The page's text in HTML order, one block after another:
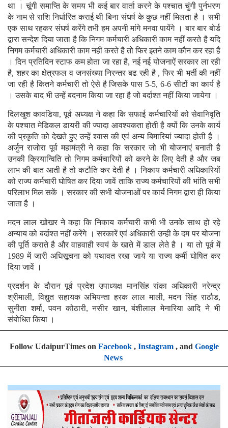
था । चूंगी समाप्ति के समय भी कई बार वार्ता करने के पश्चात चुंगी पुर्नभरण
के नाम से राशि निर्धारित कराई थी बिना संधर्ष के कुछ नहीं मिलता है । सभी
एक साथ रहकर संघर्ष करेंगे तभी हम अपनी मांगे मनवा पायेंगे । बार बार बोर्ड
द्वारा सन्देश दिया जाता है कि निगम कर्मचारी अधिकारी काम नहीं करते है यदि
निगम कर्मचारी अधिकारी काम नहीं करते है तो फिर इतने काम कौन कर रहा है
। दिन प्रतिदिन स्टाफ कम होता जा रहा है, नई नई योजनाऐं सरकार ला रही
है, शहर का क्षेत्रफल व जनसंख्या निरन्तर बढ रही है , फिर भी भर्ती की नहीं
जा रही है कितने कर्मचारी तो ऐसे है जिसके पास 5-5, 6-6 सीटों का कार्य है
। उसके बाद भी उन्हें बदनाम किया जा रहा है जो बर्दाश्त नहीं किया जायेगा ।
दिलखुश कावडिया, पूर्व अध्यक्ष ने कहा कि सफाई कर्मचारियों को सेवानिवृति
के पश्चात मेडिकल डायरी की ज्यादा आवश्यकता होती है क्यों कि उनके कार्य
की प्रकृति को देखते हुए उन्हें श्वास की एवं अन्य बिमारियां ज्यादा होती है ।
अर्जुन राजोरा पूर्व महामंत्री ने कहा कि सरकार जो भी योजनाएं बनाती है
उनकी क्रियान्विति तो निगम कर्मचारियों को करने के लिए देती है और जब
लाभ की बात आती है तो कटौति कर देती है । निकाय कर्मचारी अधिकारियों
को राज्य कर्मचारी घोषित कर दिया जावें ताकि राज्य कर्मचारियों की भांति सभी
परिलाभ मिल सकें । सरकार की सभी योजनाओं पर कार्य निगम द्वारा ही किया
जाता है ।
मदन लाल खोखर ने कहा कि निकाय कर्मचारी कभी भी उनके साथ हो रहे
अन्याय को बर्दाश्त नहीं करेंगे । सरकारें एवं अधिकारी उन्ही के दम पर योजना
की पूर्ति कराते है और वाहवाही स्वयं के खाते में डाल लेते है । या तो पूर्व में
1989 में जारी अधिसूचना को यथावत रखा जाये या राज्य कर्मी घोषित कर
दिया जावें ।
प्रदर्शन के दौरान पूर्व प्रदेश उपाध्यक्ष मानसिंह रांका अधिकारी नरेन्द्र
श्रीमाली, विद्युत सहायक अभियन्ता हरक लाल माली, मदन सिंह राठौड,
सुनीता शर्मा, पवन कोठारी, नसीर खान, बंशीलाल मेनारिया आदि ने भी
संबोधित किया ।
Follow UdaipurTimes on Facebook, Instagram, and Google
News